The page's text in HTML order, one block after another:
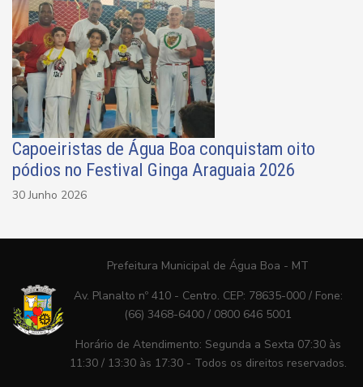
Capoeiristas de Água Boa conquistam oito
pódios no Festival Ginga Araguaia 2026
30 Junho 2026
Prefeitura Municipal de Água Boa - MT
Av. Planalto nº 410 - Centro. CEP: 78635-000 / Fone:
(66) 3468-6400 / 0800 646 5001
Horário de Atendimento: Segunda a Sexta 07:30 às
11:30 / 13:30 às 17:30 - Todos os direitos reservados.